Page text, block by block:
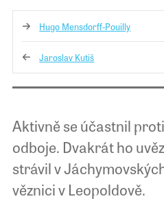
Hugo Mensdorff-Pouilly
Jaroslav Kutiš
Aktivně se účastnil
odboje. Dvakrát ho
strávil v
věznici v Leopoldově.